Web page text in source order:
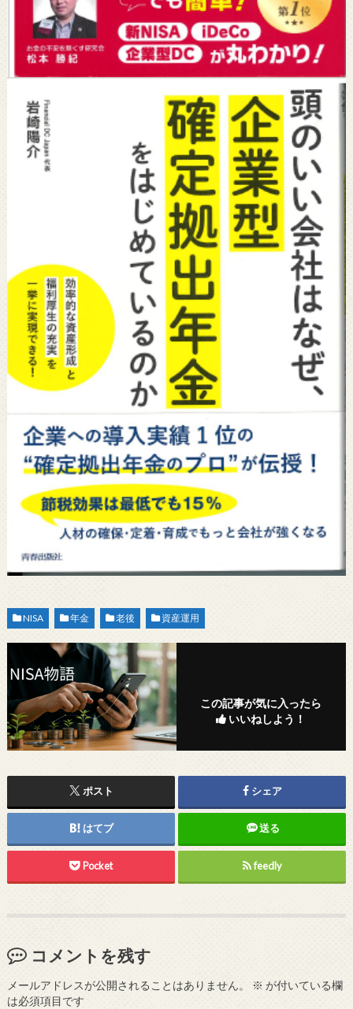
NISA 年金 老後 資産運用
この記事が気に入ったら
いいねしよう！
ポスト シェア
はてブ 送る
Pocket feedly
コメントを残す
メールアドレスが公開されることはありません。 ※ が付いている欄
は必須項目です